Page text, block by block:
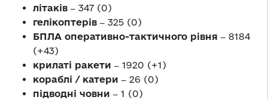
літаків ‒ 347 (0)
гелікоптерів ‒ 325 (0)
БПЛА оперативно-тактичного рівня ‒ 8184
(+43)
крилаті ракети ‒ 1920 (+1)
кораблі / катери ‒ 26 (0)
підводні човни ‒ 1 (0)